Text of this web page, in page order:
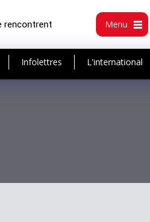
rencontrent Menu
Infolettres L'international